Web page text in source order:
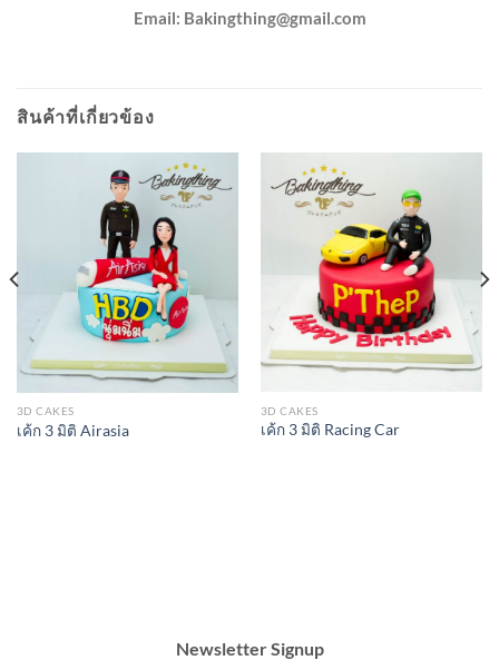
Email: Bakingthing@gmail.com
สินค้าที่เกี่ยวข้อง
3D CAKES
เค้ก 3 มิติ Airasia
3D CAKES
เค้ก 3 มิติ Racing Car
Newsletter Signup